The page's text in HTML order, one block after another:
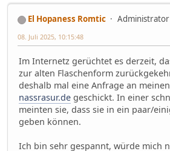
El Hopaness Romtic
Administrator
08. Juli 2025, 10:15:48
Im Internetz gerüchtet es derzeit,
zur alten Flaschenform
deshalb mal eine Anfrage an
nassrasur.de geschickt. In einer
meinten sie, dass sie in ein paar/
geben können.
Ich bin sehr gespannt, würde mich